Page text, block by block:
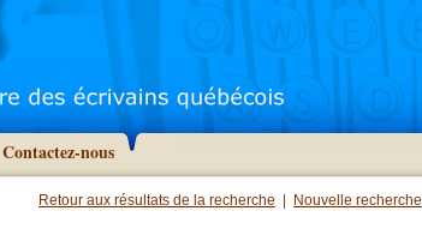
Contactez-nous
Retour aux résultats de la recherche Nouvelle recherche